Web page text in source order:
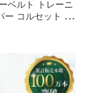
ベルト トレーニ
ー コルセット ジ
お腹 引き締め ダ